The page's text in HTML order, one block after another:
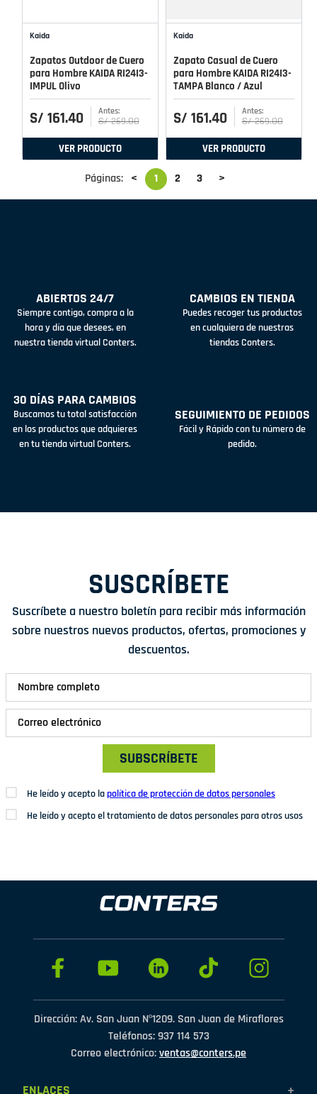
Kaida
Zapatos Outdoor de Cuero
para Hombre KAIDA RI24I3-
IMPUL Olivo
S/ 161.40 S/ 269.00
VER PRODUCTO
Kaida
Zapato Casual de Cuero
para Hombre KAIDA RI24I3-
TAMPA Blanco / Azul
S/ 161.40 S/ 269.00
VER PRODUCTO
Páginas: < 1 2 3 >
ABIERTOS 24/7
Siempre contigo, compra a la
hora y día que desees, en
nuestra tienda virtual Conters.
CAMBIOS EN TIENDA
Puedes recoger tus productos
en cualquiera de nuestras
tiendas Conters.
30 DÍAS PARA CAMBIOS
Buscamos tu total satisfacción
en los productos que adquieres
en tu tienda virtual Conters.
SEGUIMIENTO DE PEDIDOS
Fácil y Rápido con tu número de
pedido.
SUSCRÍBETE
Suscríbete a nuestro boletín para recibir más información
sobre nuestros nuevos productos, ofertas, promociones y
descuentos.
SUBSCRÍBETE
He leído y acepto lapolítica de protección de datos personales
He leído y acepto el tratamiento de datos personales para otros usos
Dirección: Av. San Juan Nº1209. San Juan de Miraflores
Teléfonos: 937 114 573
Correo electrónico:ventas@conters.pe
ENLACES +